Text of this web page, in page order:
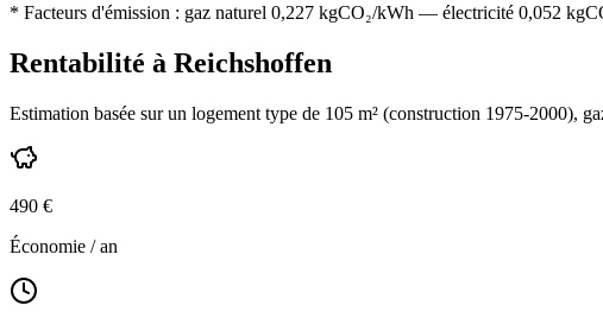
* Facteurs d'émission : gaz naturel 0,227 kgCO₂/kWh — électricité 0,052
Rentabilité à Reichshoffen
Estimation basée sur un logement type de 105 m² (construction 1975-2000),
490 €
Économie / an